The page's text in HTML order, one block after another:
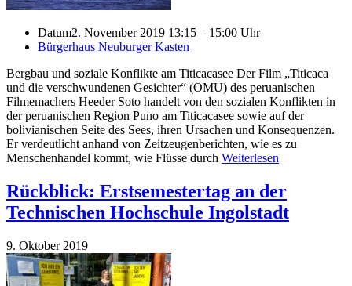
Datum2. November 2019 13:15 – 15:00 Uhr
Bürgerhaus Neuburger Kasten
Bergbau und soziale Konflikte am Titicacasee Der Film „Titicaca
und die verschwundenen Gesichter“ (OMU) des peruanischen
Filmemachers Heeder Soto handelt von den sozialen Konflikten in
der peruanischen Region Puno am Titicacasee sowie auf der
bolivianischen Seite des Sees, ihren Ursachen und Konsequenzen.
Er verdeutlicht anhand von Zeitzeugenberichten, wie es zu
Menschenhandel kommt, wie Flüsse durch Weiterlesen
Rückblick: Erstsemestertag an der
Technischen Hochschule Ingolstadt
9. Oktober 2019